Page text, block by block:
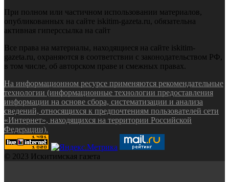
При полном или частичном использовании материалов,
опубликованных на сайте iskitim-gazeta.ru, обязательна
активная гиперссылка на сайт
Все права на материалы, находящиеся на сайте iskitim-
gazeta.ru, охраняются в соответствии с законодательством РФ,
в том числе, об авторском праве и смежных правах.
На информационном ресурсе применяются рекомендательные
технологии (информационные технологии предоставления
информации на основе сбора, систематизации и анализа
сведений, относящихся к предпочтениям пользователей сети
«Интернет», находящихся на территории Российской
Федерации).
© 2023 Искитимская газета